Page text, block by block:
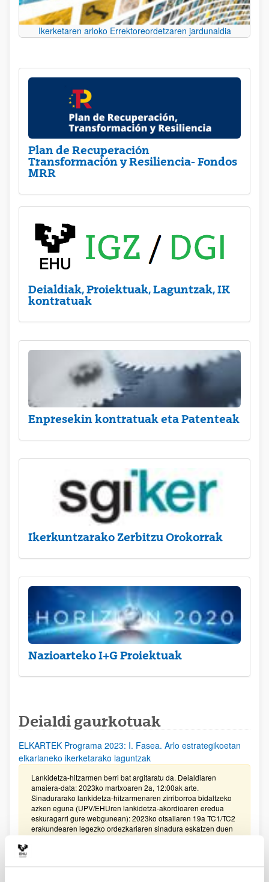
Ikerketaren arloko Errektoreordetzaren jardunaldia
Plan de Recuperación
Transformación y Resiliencia- Fondos
MRR
Deialdiak, Proiektuak, Laguntzak, IK
kontratuak
Enpresekin kontratuak eta Patenteak
Ikerkuntzarako Zerbitzu Orokorrak
Nazioarteko I+G Proiektuak
Deialdi gaurkotuak
ELKARTEK Programa 2023: I. Fasea. Arlo estrategikoetan
elkarlaneko ikerketarako laguntzak
Lankidetza-hitzarmen berri bat argitaratu da. Deialdiaren
amaiera-data: 2023ko martxoaren 2a, 12:00ak arte.
Sinadurarako lankidetza-hitzarmenaren zirriborroa bidaltzeko
azken eguna (UPV/EHUren lankidetza-akordioaren eredua
eskuragarri gure webgunean): 2023ko otsailaren 19a TC1/TC2
erakundearen legezko ordezkariaren sinadura eskatzen duen
dokumentazioa bidaltzeko azken eguna (Aplikazioaren 5.